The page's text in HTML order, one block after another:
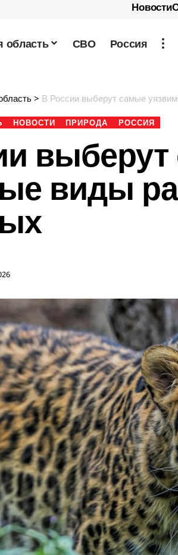
Новости
область СВО Россия
> В России выберут самые
НОВОСТИ ПРИРОДА РОССИЯ
виды